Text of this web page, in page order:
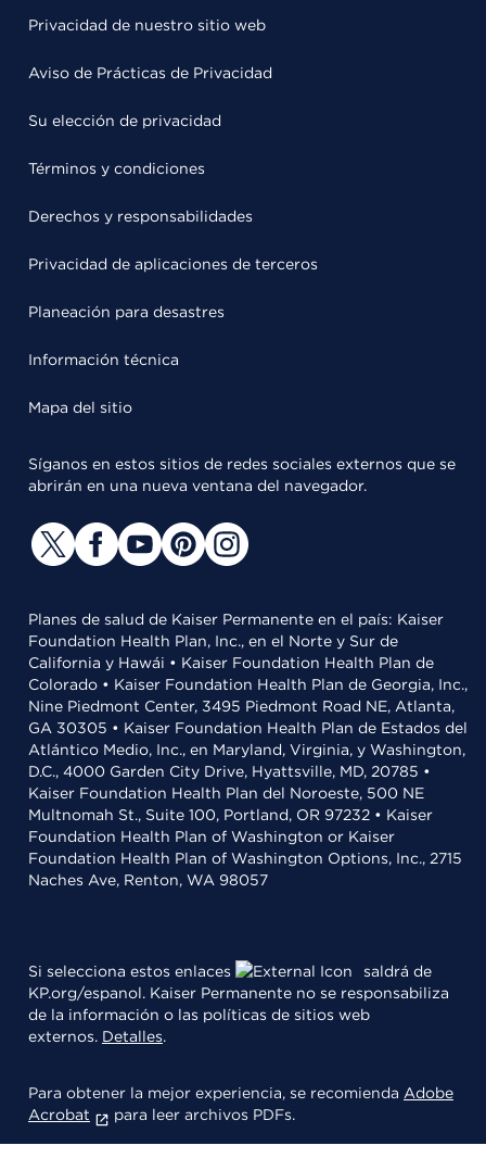
Privacidad de nuestro sitio web
Aviso de Prácticas de Privacidad
Su elección de privacidad
Términos y condiciones
Derechos y responsabilidades
Privacidad de aplicaciones de terceros
Planeación para desastres
Información técnica
Mapa del sitio
Síganos en estos sitios de redes sociales externos que se
abrirán en una nueva ventana del navegador.
Planes de salud de Kaiser Permanente en el país: Kaiser
Foundation Health Plan, Inc., en el Norte y Sur de
California y Hawái • Kaiser Foundation Health Plan de
Colorado • Kaiser Foundation Health Plan de Georgia, Inc.,
Nine Piedmont Center, 3495 Piedmont Road NE, Atlanta,
GA 30305 • Kaiser Foundation Health Plan de Estados del
Atlántico Medio, Inc., en Maryland, Virginia, y Washington,
D.C., 4000 Garden City Drive, Hyattsville, MD, 20785 •
Kaiser Foundation Health Plan del Noroeste, 500 NE
Multnomah St., Suite 100, Portland, OR 97232 • Kaiser
Foundation Health Plan of Washington or Kaiser
Foundation Health Plan of Washington Options, Inc., 2715
Naches Ave, Renton, WA 98057
Si selecciona estos enlaces
saldrá de
KP.org/espanol. Kaiser Permanente no se responsabiliza
de la información o las políticas de sitios web
externos. Detalles.
Para obtener la mejor experiencia, se recomienda Adobe
Acrobat
para leer archivos PDFs.